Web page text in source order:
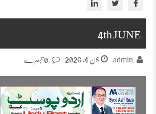
4th JUNE
admin جون 4, 2026